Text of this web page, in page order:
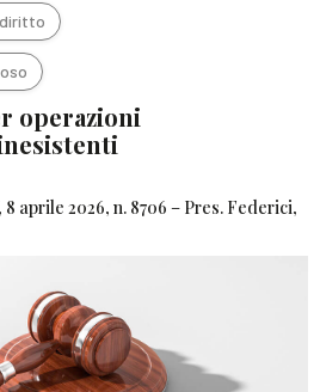
operazioni
aprile 2026, n. 8706 – Pres. Federici,